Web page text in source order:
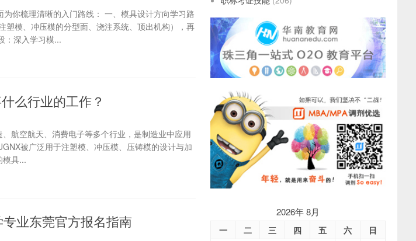
你梳理清晰的入门路线： 一、模具设计方向学习路
模、冲压模的分型面、浇注系统、顶出机构），再
：深入学习模...
么行业的工作？
航空航天、消费电子等多个行业，是制造业中应用
被广泛用于注塑模、冲压模、压铸模的设计与加
模具...
业东莞官方报名指南
2026年 8月
一 二 三 四 五 六
日